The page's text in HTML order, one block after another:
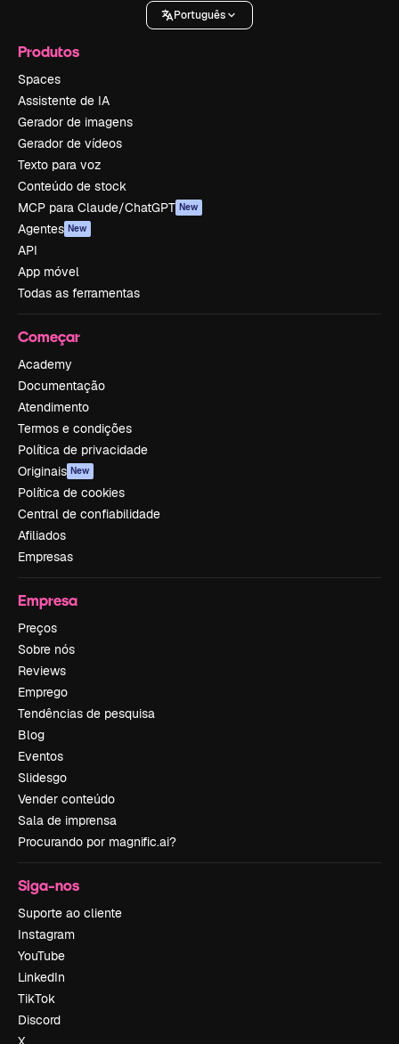
Português
Produtos
Spaces
Assistente de IA
Gerador de imagens
Gerador de vídeos
Texto para voz
Conteúdo de stock
MCP para Claude/ChatGPT New
Agentes New
API
App móvel
Todas as ferramentas
Começar
Academy
Documentação
Atendimento
Termos e condições
Política de privacidade
Originais New
Política de cookies
Central de confiabilidade
Afiliados
Empresas
Empresa
Preços
Sobre nós
Reviews
Emprego
Tendências de pesquisa
Blog
Eventos
Slidesgo
Vender conteúdo
Sala de imprensa
Procurando por magnific.ai?
Siga-nos
Suporte ao cliente
Instagram
YouTube
LinkedIn
TikTok
Discord